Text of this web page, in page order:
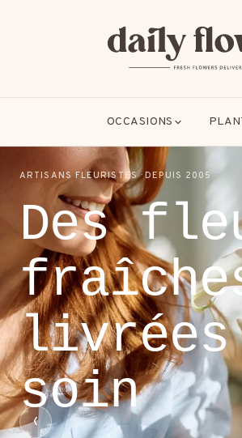
OCCASIONS
SUGGESTIONS POPULAIRES
Amitié Amour et romance
ARTISANS FLEURISTES · DEPUIS 2005
Des
livrées
soin
‹